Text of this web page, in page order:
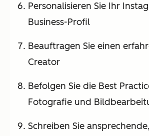
Personalisieren Sie Ihr
Business-Profil
Beauftragen Sie einen
Creator
Befolgen Sie die Best
Fotografie und
Schreiben Sie